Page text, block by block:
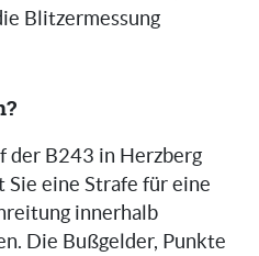
Blitzermessung
der B243 in Herzberg
eine Strafe für eine
innerhalb
Die Bußgelder, Punkte